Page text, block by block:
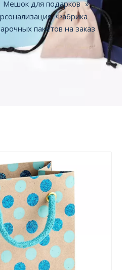
Мешок для подарков »
Фабрика
пакетов на заказ